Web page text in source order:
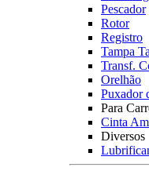
Pescador
Rotor
Registro
Tampa
Transf.
Orelhão
Puxador
Para
Cinta
Diversos